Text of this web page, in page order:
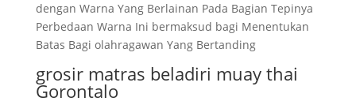
dengan Warna Yang Berlainan Pada Bagian Tepinya
Perbedaan Warna Ini bermaksud bagi Menentukan
Batas Bagi olahragawan Yang Bertanding
grosir matras beladiri muay thai
Gorontalo